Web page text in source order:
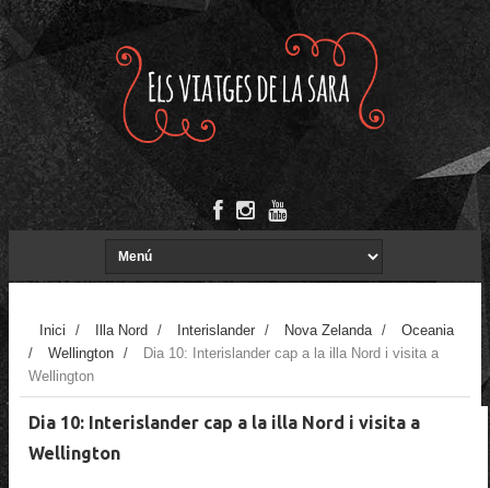
Inici / Illa Nord / Interislander / Nova Zelanda /
Oceania
/
Wellington /
Dia 10: Interislander cap a la illa Nord i visita a
Wellington
Dia 10: Interislander cap a la illa Nord i visita a
Wellington